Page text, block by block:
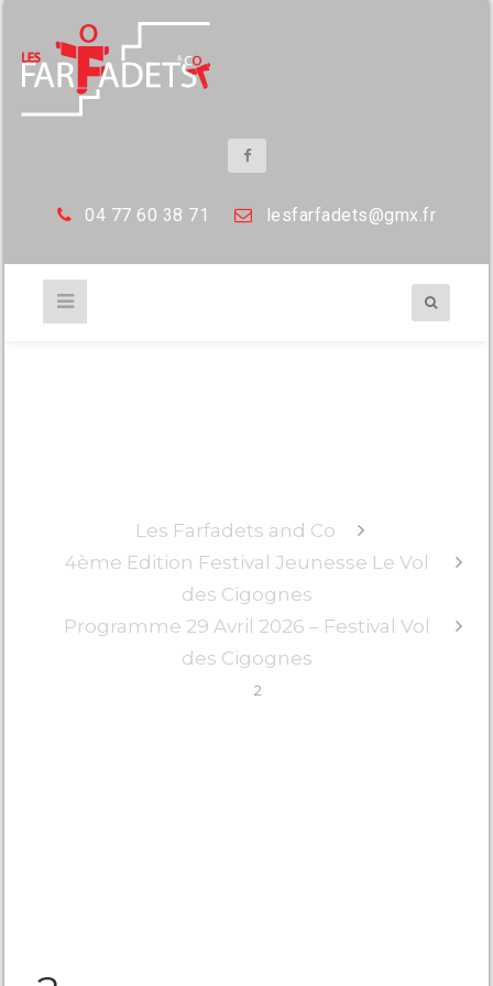
04 77 60 38 71 lesfarfadets@gmx.fr
Les Farfadets and Co
4ème Edition Festival Jeunesse Le Vol
des Cigognes
Programme 29 Avril 2026 – Festival Vol
des Cigognes
2